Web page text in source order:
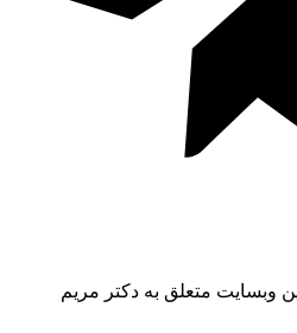
وبسایت متعلق به دکتر مریم